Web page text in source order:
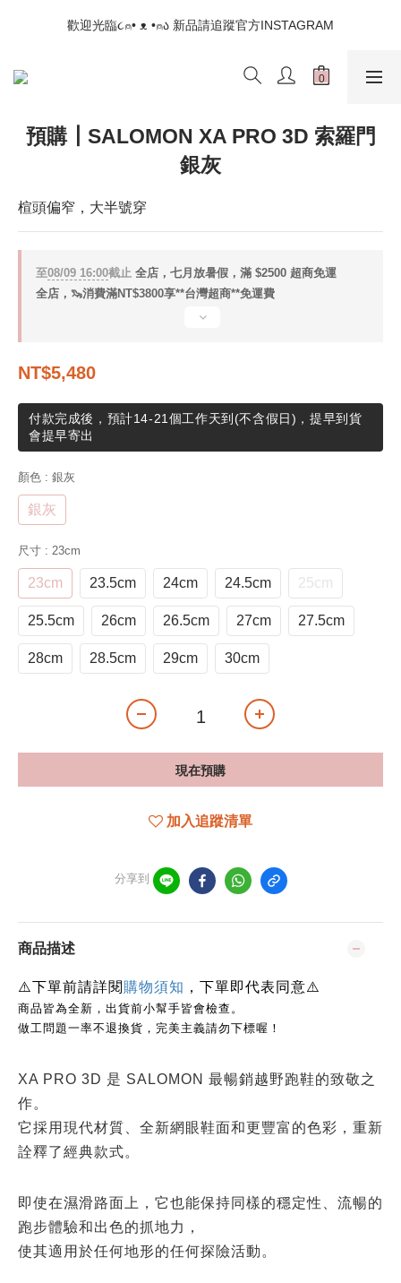
📣如果遇到結帳沒有反應，請另開瀏覽器 (不要直接從ig連結網站
下單)
歡迎光臨૮⍝• ᴥ •⍝ა 新品請追蹤官方INSTAGRAM
📣如果遇到結帳沒有反應，請另開瀏覽器 (不要直接從ig連結網站
預購┃SALOMON XA PRO 3D 索羅門
銀灰
楦頭偏窄，大半號穿
至08/09 16:00截止 全店，七月放暑假，滿 $2500 超商免運
全店，🦦消費滿NT$3800享**台灣超商**免運費
NT$5,480
付款完成後，預計14-21個工作天到(不含假日)，提早到貨
會提早寄出
顏色 : 銀灰
銀灰
尺寸 : 23cm
23cm 23.5cm 24cm 24.5cm 25cm
25.5cm 26cm 26.5cm 27cm 27.5cm
28cm 28.5cm 29cm 30cm
現在預購
加入追蹤清單
分享到
商品描述
⚠️下單前請詳閱 購物須知 ，下單即代表同意⚠️
商品皆為全新，出貨前小幫手皆會檢查。
做工問題一率不退換貨，完美主義請勿下標喔！
XA PRO 3D 是 SALOMON 最暢銷越野跑鞋的致敬之
作。
它採用現代材質、全新網眼鞋面和更豐富的色彩，重新
詮釋了經典款式。
即使在濕滑路面上，它也能保持同樣的穩定性、流暢的
跑步體驗和出色的抓地力，
使其適用於任何地形的任何探險活動。